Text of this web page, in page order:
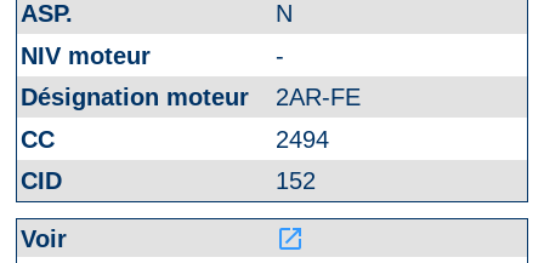
N
-
2AR-FE
2494
152
launch